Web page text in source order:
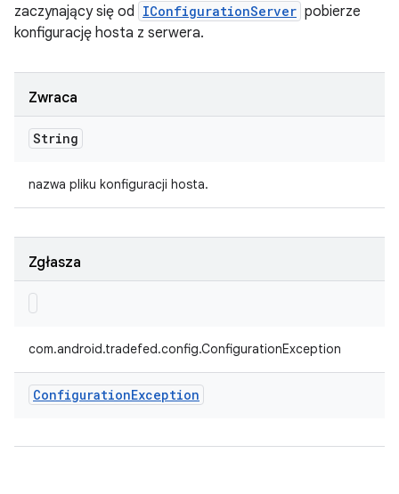
zaczynający się od IConfigurationServer pobierze
konfigurację hosta z serwera.
Zwraca
String
nazwa pliku konfiguracji hosta.
Zgłasza
com.android.tradefed.config.ConfigurationException
ConfigurationException